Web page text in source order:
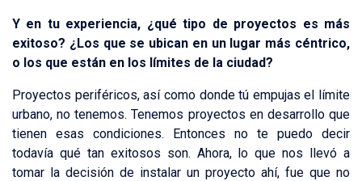
Y en tu experiencia, ¿qué tipo de proyectos es más
exitoso? ¿Los que se ubican en un lugar más céntrico,
o los que están en los límites de la ciudad?
Proyectos periféricos, así como donde tú empujas el límite
urbano, no tenemos. Tenemos proyectos en desarrollo que
tienen esas condiciones. Entonces no te puedo decir
todavía qué tan exitosos son. Ahora, lo que nos llevó a
tomar la decisión de instalar un proyecto ahí, fue que no